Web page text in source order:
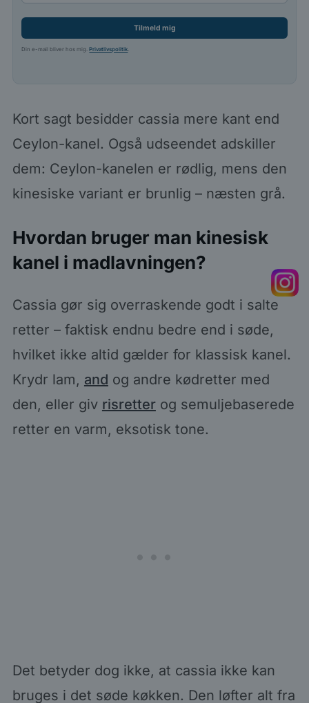
Tilmeld mig
Din e-mail bliver hos mig.Privatlivspolitik
Kort sagt besidder cassia mere kant end
Ceylon-kanel. Også udseendet adskiller
dem: Ceylon-kanelen er rødlig, mens den
kinesiske variant er brunlig – næsten grå.
Hvordan bruger man kinesisk
kanel i madlavningen?
Cassia gør sig overraskende godt i salte
retter – faktisk endnu bedre end i søde,
hvilket ikke altid gælder for klassisk kanel.
Krydr lam, and og andre kødretter med
den, eller giv risretterog semuljebaserede
retter en varm, eksotisk tone.
Det betyder dog ikke, at cassia ikke kan
bruges i det søde køkken. Den løfter alt fra